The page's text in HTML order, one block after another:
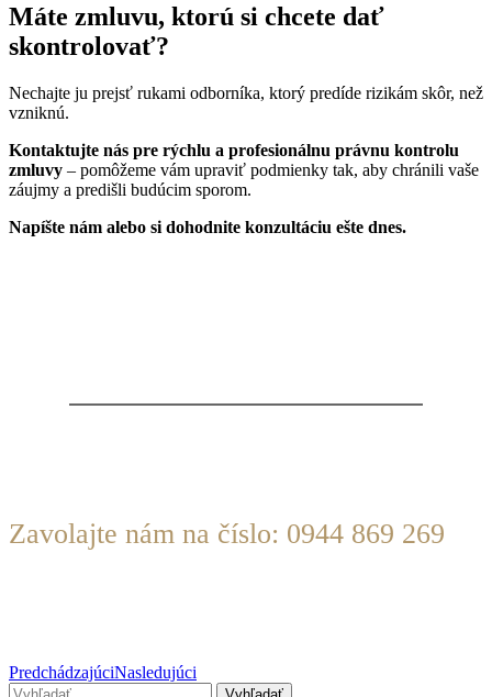
Máte zmluvu, ktorú si chcete dať
skontrolovať?
Nechajte ju prejsť rukami odborníka, ktorý predíde rizikám skôr, než
vzniknú.
Kontaktujte nás pre rýchlu a profesionálnu právnu kontrolu
zmluvy – pomôžeme vám upraviť podmienky tak, aby chránili vaše
záujmy a predišli budúcim sporom.
Napíšte nám alebo si dohodnite konzultáciu ešte dnes.
Zavolajte nám na číslo: 0944 869 269
PredchádzajúciNasledujúci